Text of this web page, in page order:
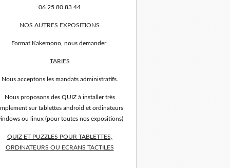
06 25 80 83 44
NOS AUTRES EXPOSITIONS
Format Kakemono, nous demander.
TARIFS
Nous acceptons les mandats administratifs.
Nous proposons des QUIZ à installer très
sur tablettes android et ordinateurs
ou linux (pour toutes nos expositions)
QUIZ ET PUZZLES POUR TABLETTES,
ORDINATEURS OU ECRANS TACTILES